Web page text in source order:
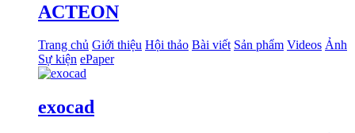
ACTEON
Trang chủ Giới thiệu Hội thảo Bài viết Sản phẩm Videos Ảnh
Sự kiện ePaper
exocad